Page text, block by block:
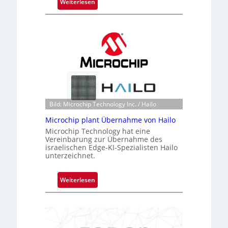
i
n
S
e
r
e
a
c
t
s
S
r
i
Weiterlesen
B
s
t
o
n
e
ü
b
e
r
i
m
a
Bild: Microchip Technology Inc. / Hailo
Microchip plant Übernahme von Hailo
Microchip Technology hat eine
Vereinbarung zur Übernahme des
israelischen Edge-KI-Spezialisten Hailo
unterzeichnet.
Weiterlesen
M